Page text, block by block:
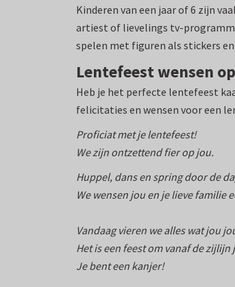
Kinderen van een jaar of 6 zijn
artiest of lievelings tv-
spelen met figuren als stickers
Lentefeest wensen
Heb je het perfecte lentefeest
felicitaties en wensen voor een
Proficiat met je lentefeest!
We zijn ontzettend fier op jou.
Huppel, dans en spring door de
We wensen jou en je lieve familie
Vandaag vieren we alles wat jou
Het is een feest om vanaf de
Je bent een kanjer!